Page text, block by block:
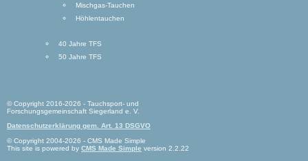
Mischgas-Tauchen
Höhlentauchen
40 Jahre TFS
50 Jahre TFS
© Copyright 2016-2026 - Tauchsport- und
Forschungsgemeinschaft Siegerland e. V.
Datenschutzerklärung gem. Art. 13 DSGVO
© Copyright 2004-2026 - CMS Made Simple
This site is powered by CMS Made Simple version 2.2.22